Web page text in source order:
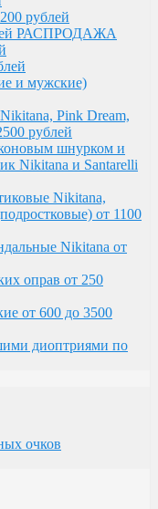
от 1100
Nikitana от
оправ от 250 рублей
от 600 до 3500
диоптриями по
очков
рублей
РАСПРОДАЖА
и мужские)
Pink Dream,
рублей
шнурком и
Nikitana и Santarelli
Nikitana,
от 1100
Nikitana от
оправ от 250
от 600 до 3500
диоптриями по
очков